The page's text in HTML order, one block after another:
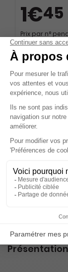
1€45
Prix par n°
Tarif France
partout
ou à